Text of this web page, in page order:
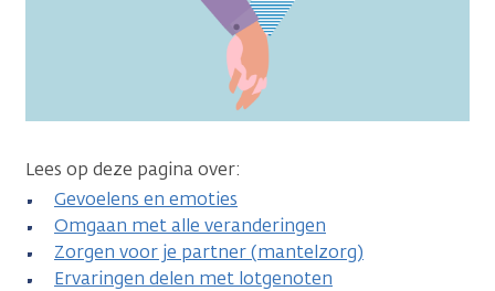
Lees op deze pagina over:
Gevoelens en emoties
Omgaan met alle veranderingen
Zorgen voor je partner (mantelzorg)
Ervaringen delen met lotgenoten